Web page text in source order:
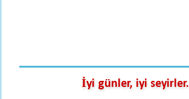
İyi günler, iyi seyirler.